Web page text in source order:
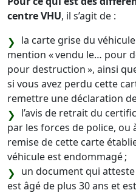
centre VHU, il s’agit de :
la carte grise du
mention « vendu le… pour
pour destruction », ainsi
si vous avez perdu cette
remettre une déclaration
l’avis de retrait du
par les forces de police, ou
remise de cette carte
véhicule est endommagé ;
un document qui
est âgé de plus 30 ans et